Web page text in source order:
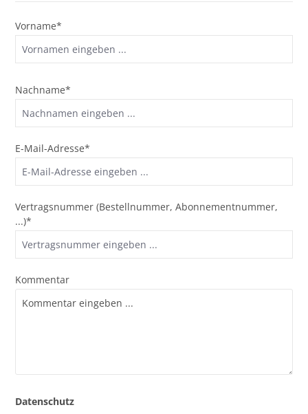
Vorname*
Nachname*
E-Mail-Adresse*
Vertragsnummer (Bestellnummer, Abonnementnummer,
...)*
Kommentar
Datenschutz